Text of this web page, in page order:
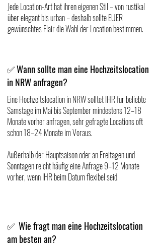
Jede Location-Art hat ihren eigenen Stil – von rustikal
über elegant bis urban – deshalb sollte EUER
gewünschtes Flair die Wahl der Location bestimmen.
✅Wann sollte man eine Hochzeitslocation
in NRW anfragen?
Eine Hochzeitslocation in NRW solltet IHR für beliebte
Samstage im Mai bis September mindestens 12–18
Monate vorher anfragen, sehr gefragte Locations oft
schon 18–24 Monate im Voraus.
Außerhalb der Hauptsaison oder an Freitagen und
Sonntagen reicht häufig eine Anfrage 9–12 Monate
vorher, wenn IHR beim Datum flexibel seid.
✅ Wie fragt man eine Hochzeitslocation
am besten an?